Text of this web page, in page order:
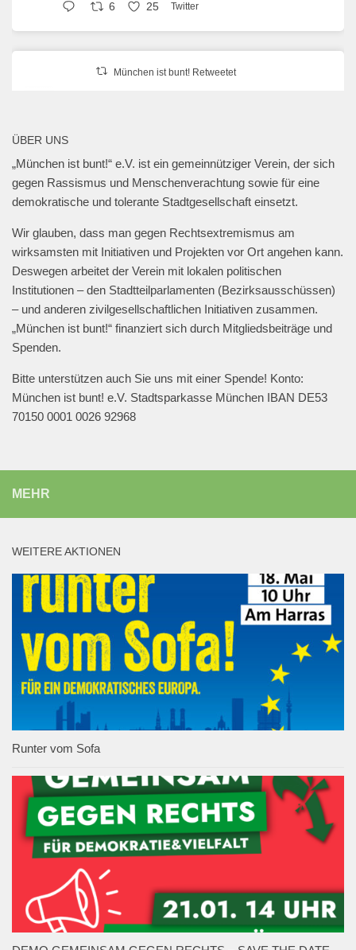
6 25 Twitter
München ist bunt! Retweetet
@muenchen_bunt
#muenchengegenantisemitismus#neveragainisnow
#bringthemhomenow
2 13 Twitter
Mehr laden
ÜBER UNS
„München ist bunt!“ e.V. ist ein gemeinnütziger Verein, der sich
gegen Rassismus und Menschenverachtung sowie für eine
demokratische und tolerante Stadtgesellschaft einsetzt.
Wir glauben, dass man gegen Rechtsextremismus am
wirksamsten mit Initiativen und Projekten vor Ort angehen kann.
Deswegen arbeitet der Verein mit lokalen politischen
Institutionen – den Stadtteilparlamenten (Bezirksausschüssen)
– und anderen zivilgesellschaftlichen Initiativen zusammen.
„München ist bunt!“ finanziert sich durch Mitgliedsbeiträge und
Spenden.
Bitte unterstützen auch Sie uns mit einer Spende! Konto:
München ist bunt! e.V. Stadtsparkasse München IBAN DE53
70150 0001 0026 92968
MEHR
WEITERE AKTIONEN
Runter vom Sofa